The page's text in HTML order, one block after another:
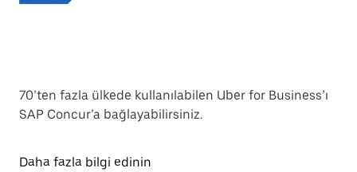
70’ten fazla ülkede kullanılabilen Uber for Business’ı
SAP Concur’a bağlayabilirsiniz.
Daha fazla bilgi edinin